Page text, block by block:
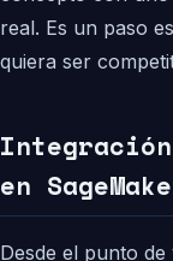
real. Es un paso
quiera ser
en
Desde el punto